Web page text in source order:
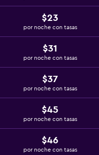
$23
por noche con tasas
$31
por noche con tasas
$37
por noche con tasas
$45
por noche con tasas
$46
por noche con tasas